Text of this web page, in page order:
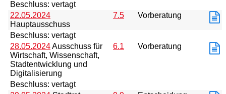
Beschluss: vertagt
22.05.2024
Hauptausschuss
7.5 Vorberatung
Beschluss: vertagt
28.05.2024Ausschuss für
Wirtschaft, Wissenschaft,
Stadtentwicklung und
Digitalisierung
6.1 Vorberatung
Beschluss: vertagt